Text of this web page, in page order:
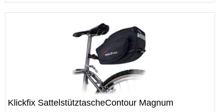
Klickfix SattelstütztascheContour Magnum